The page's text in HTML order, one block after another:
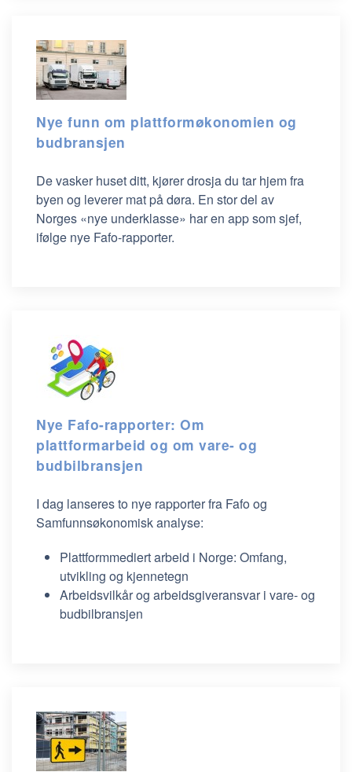
Nye funn om plattformøkonomien og
budbransjen
De vasker huset ditt, kjører drosja du tar hjem fra
byen og leverer mat på døra. En stor del av
Norges «nye underklasse» har en app som sjef,
ifølge nye Fafo-rapporter.
Nye Fafo-rapporter: Om
plattformarbeid og om vare- og
budbilbransjen
I dag lanseres to nye rapporter fra Fafo og
Samfunnsøkonomisk analyse:
Plattformmediert arbeid i Norge: Omfang,
utvikling og kjennetegn
Arbeidsvilkår og arbeidsgiveransvar i vare- og
budbilbransjen